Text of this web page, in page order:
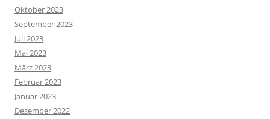
Oktober 2023
September 2023
Juli 2023
Mai 2023
März 2023
Februar 2023
Januar 2023
Dezember 2022